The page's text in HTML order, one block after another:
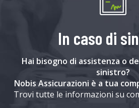
In caso di
Hai bisogno di assistenza o
sinistro?
Nobis Assicurazioni è a tua
Trovi tutte le informazioni su